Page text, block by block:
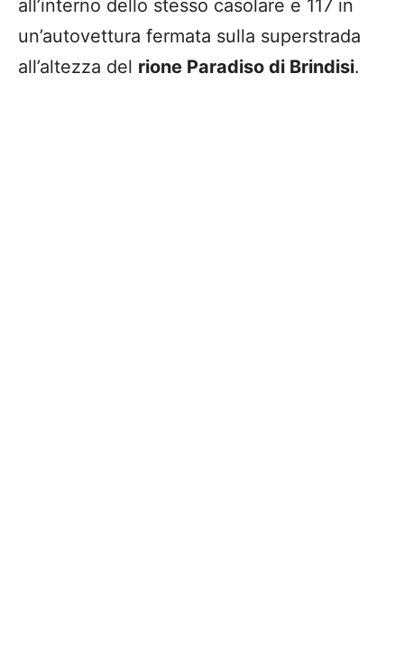
all’interno dello stesso casolare e 117 in
un’autovettura fermata sulla superstrada
all’altezza del rione Paradiso di Brindisi.